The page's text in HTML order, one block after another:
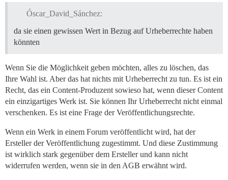
Óscar_David_Sánchez:
da sie einen gewissen Wert in Bezug auf Urheberrechte haben
könnten
Wenn Sie die Möglichkeit geben möchten, alles zu löschen, das
Ihre Wahl ist. Aber das hat nichts mit Urheberrecht zu tun. Es ist ein
Recht, das ein Content-Produzent sowieso hat, wenn dieser Content
ein einzigartiges Werk ist. Sie können Ihr Urheberrecht nicht einmal
verschenken. Es ist eine Frage der Veröffentlichungsrechte.
Wenn ein Werk in einem Forum veröffentlicht wird, hat der
Ersteller der Veröffentlichung zugestimmt. Und diese Zustimmung
ist wirklich stark gegenüber dem Ersteller und kann nicht
widerrufen werden, wenn sie in den AGB erwähnt wird.